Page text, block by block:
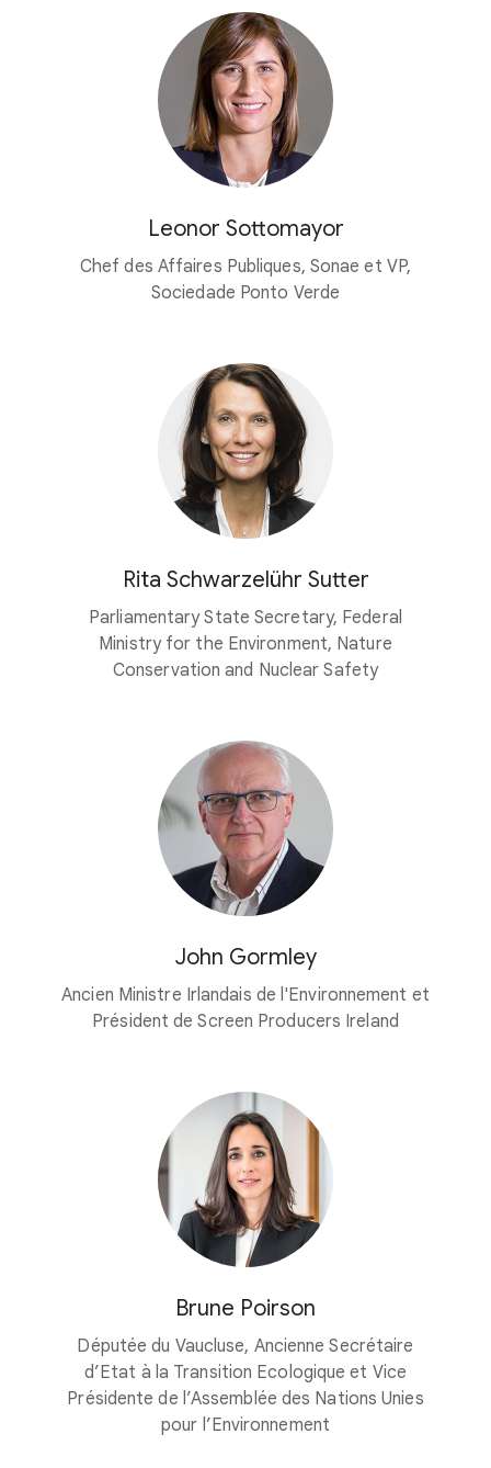
Leonor Sottomayor
Chef des Affaires Publiques, Sonae et VP,
Sociedade Ponto Verde
Rita Schwarzelühr Sutter
Parliamentary State Secretary, Federal
Ministry for the Environment, Nature
Conservation and Nuclear Safety
John Gormley
Ancien Ministre Irlandais de l'Environnement et
Président de Screen Producers Ireland
Brune Poirson
Députée du Vaucluse, Ancienne Secrétaire
d’Etat à la Transition Ecologique et Vice
Présidente de l’Assemblée des Nations Unies
pour l’Environnement